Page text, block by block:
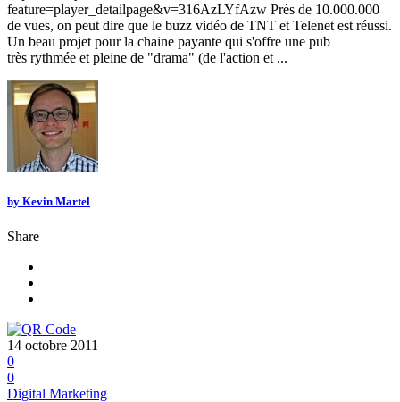
feature=player_detailpage&v=316AzLYfAzw Près de 10.000.000
de vues, on peut dire que le buzz vidéo de TNT et Telenet est réussi.
Un beau projet pour la chaine payante qui s'offre une pub
très rythmée et pleine de "drama" (de l'action et ...
by Kevin Martel
Share
14 octobre 2011
0
0
Digital Marketing